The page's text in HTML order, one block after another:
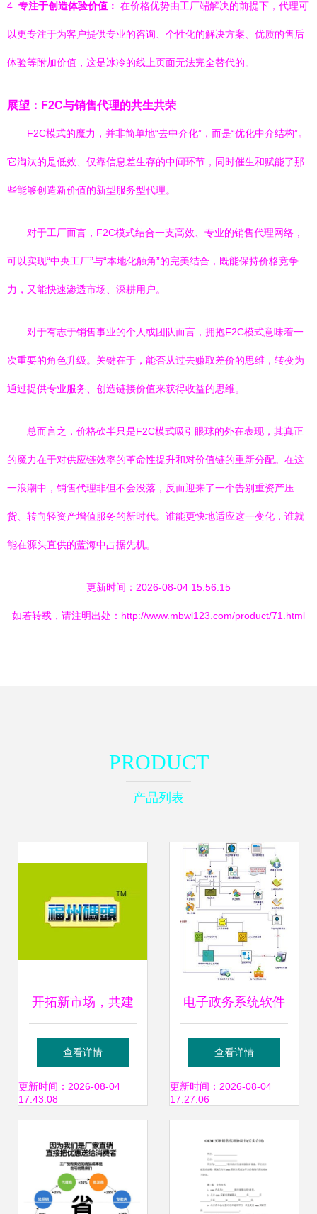
4. 专注于创造体验价值： 在价格优势由工厂端解决的前提下，代理可
以更专注于为客户提供专业的咨询、个性化的解决方案、优质的售后
体验等附加价值，这是冰冷的线上页面无法完全替代的。
展望：F2C与销售代理的共生共荣
F2C模式的魔力，并非简单地“去中介化”，而是“优化中介结构”。
它淘汰的是低效、仅靠信息差生存的中间环节，同时催生和赋能了那
些能够创造新价值的新型服务型代理。
对于工厂而言，F2C模式结合一支高效、专业的销售代理网络，
可以实现“中央工厂”与“本地化触角”的完美结合，既能保持价格竞争
力，又能快速渗透市场、深耕用户。
对于有志于销售事业的个人或团队而言，拥抱F2C模式意味着一
次重要的角色升级。关键在于，能否从过去赚取差价的思维，转变为
通过提供专业服务、创造链接价值来获得收益的思维。
总而言之，价格砍半只是F2C模式吸引眼球的外在表现，其真正
的魔力在于对供应链效率的革命性提升和对价值链的重新分配。在这
一浪潮中，销售代理非但不会没落，反而迎来了一个告别重资产压
货、转向轻资产增值服务的新时代。谁能更快地适应这一变化，谁就
能在源头直供的蓝海中占据先机。
更新时间：2026-08-04 15:56:15
如若转载，请注明出处：http://www.mbwl123.com/product/71.html
PRODUCT
产品列表
开拓新市场，共建
品牌价值 高唐县福
州码头食品厂山东
查看详情
更新时间：2026-08-04
17:43:08
电子政务系统软件
开发技术及销售代
理的价值与应用
查看详情
更新时间：2026-08-04
17:27:06